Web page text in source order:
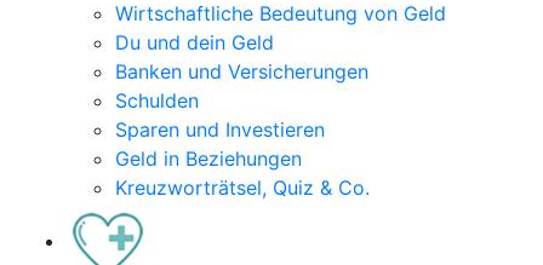
Wirtschaftliche Bedeutung von Geld
Du und dein Geld
Banken und Versicherungen
Schulden
Sparen und Investieren
Geld in Beziehungen
Kreuzworträtsel, Quiz & Co.